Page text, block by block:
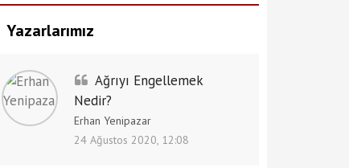
Yazarlarımız
Ağrıyı Engellemek
Nedir?
Erhan Yenipazar
24 Ağustos 2020, 12:08